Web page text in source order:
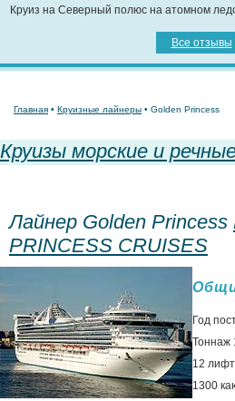
Круиз на Северный полюс на атомном
Все отзывы
Главная • Круизные лайнеры • Golden Princess
Круизы морские и
Лайнер Golden Princess
PRINCESS CRUISES
Год
Тоннаж
12
1300